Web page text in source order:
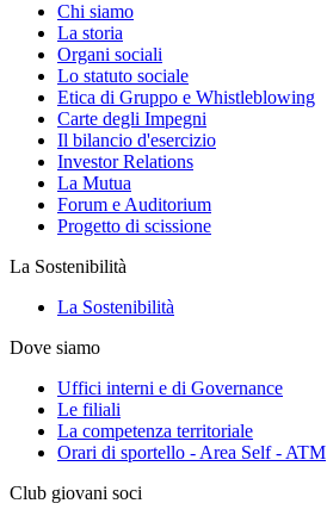
Chi siamo
La storia
Organi sociali
Lo statuto sociale
Etica di Gruppo e Whistleblowing
Carte degli Impegni
Il bilancio d'esercizio
Investor Relations
La Mutua
Forum e Auditorium
Progetto di scissione
La Sostenibilità
La Sostenibilità
Dove siamo
Uffici interni e di Governance
Le filiali
La competenza territoriale
Orari di sportello - Area Self - ATM
Club giovani soci